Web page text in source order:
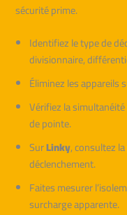
sécurité prime.
Identifiez le type de
divisionnaire,
Éliminez les appareils
Vérifiez la
de pointe.
SurLinky, consultez
déclenchement.
Faites mesurer
surcharge apparente.